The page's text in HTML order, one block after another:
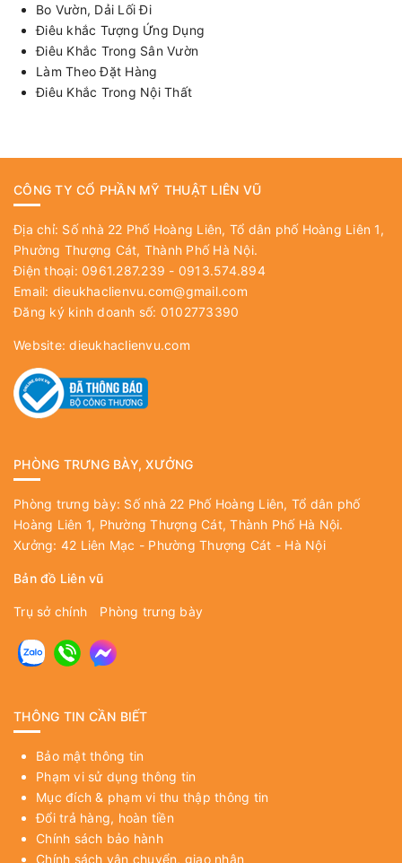
Bo Vườn, Dải Lối Đi
Điêu khắc Tượng Ứng Dụng
Điêu Khắc Trong Sân Vườn
Làm Theo Đặt Hàng
Điêu Khắc Trong Nội Thất
CÔNG TY CỔ PHẦN MỸ THUẬT LIÊN VŨ
Địa chỉ: Số nhà 22 Phố Hoàng Liên, Tổ dân phố Hoàng Liên 1,
Phường Thượng Cát, Thành Phố Hà Nội.
Điện thoại: 0961.287.239 - 0913.574.894
Email: dieukhaclienvu.com@gmail.com
Đăng ký kinh doanh số: 0102773390
Website:dieukhaclienvu.com
PHÒNG TRƯNG BÀY, XƯỞNG
Phòng trưng bày: Số nhà 22 Phố Hoàng Liên, Tổ dân phố
Hoàng Liên 1, Phường Thượng Cát, Thành Phố Hà Nội.
Xưởng: 42 Liên Mạc - Phường Thượng Cát - Hà Nội
Bản đồ Liên vũ
Trụ sở chính Phòng trưng bày
THÔNG TIN CẦN BIẾT
Bảo mật thông tin
Phạm vi sử dụng thông tin
Mục đích & phạm vi thu thập thông tin
Đổi trả hàng, hoàn tiền
Chính sách bảo hành
Chính sách vận chuyển, giao nhận